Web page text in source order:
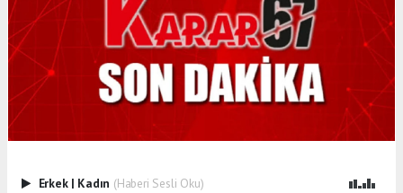
Erkek | Kadın (Haberi Sesli Oku)